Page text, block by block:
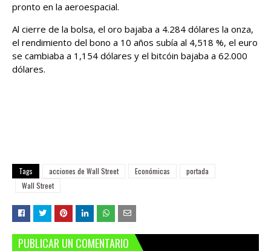
pronto en la aeroespacial.
Al cierre de la bolsa, el oro bajaba a 4.284 dólares la onza,
el rendimiento del bono a 10 años subía al 4,518 %, el euro
se cambiaba a 1,154 dólares y el bitcóin bajaba a 62.000
dólares.
Tags acciones de Wall Street Económicas
portada
Wall Street
PUBLICAR UN COMENTARIO